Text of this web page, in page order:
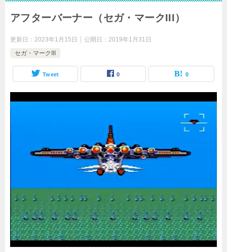
アフターバーナー（セガ・マークIII）
更新日： 2023年1月15日 公開日： 2019年1月31日
セガ・マークIII
Tweet 0 0